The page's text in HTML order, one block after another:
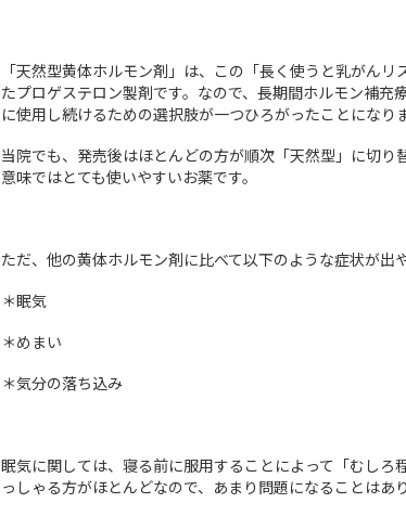
「天然型黄体ホルモン剤」は、この「長く使うと乳がん
たプロゲステロン製剤です。なので、長期間ホルモン補充
に使用し続けるための選択肢が一つひろがったことになりま
当院でも、発売後はほとんどの方が順次「天然型」に切り
意味ではとても使いやすいお薬です。
ただ、他の黄体ホルモン剤に比べて以下のような症状が出
＊眠気
＊めまい
＊気分の落ち込み
眠気に関しては、寝る前に服用することによって「むしろ
っしゃる方がほとんどなので、あまり問題になることはあ